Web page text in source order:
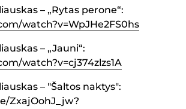
– „Rytas perone“:
watch?v=WpJHe2FS0hs
– „Jauni“:
watch?v=cj374zlzs1A
– "Šaltos naktys":
ZxajOohJ_jw?